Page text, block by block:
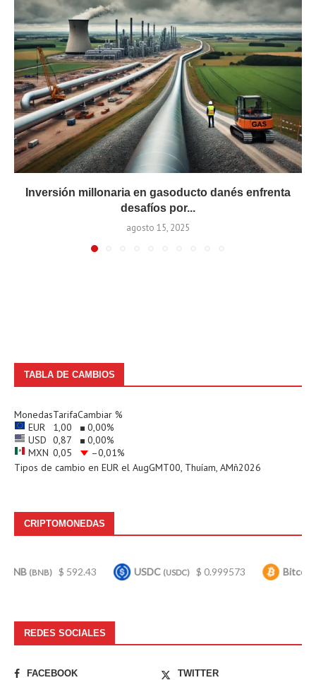
Inversión millonaria en gasoducto danés enfrenta
desafíos por...
agosto 15, 2025
TABLA DE CAMBIOS
MonedasTarifaCambiar %
EUR
1,00 0,00%
USD 0,87 0,00%
MXN 0,05 –0,01%
Tipos de cambio en EUR el AugGMT00, Thuíam, AMñ2026
CRIPTOMONEDAS
$ 592.43 USDC(USDC) $ 0.999573 Bitcoin(BTC) $
REDES SOCIALES
FACEBOOK
TWITTER